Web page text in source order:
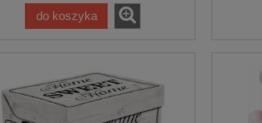
do koszyka